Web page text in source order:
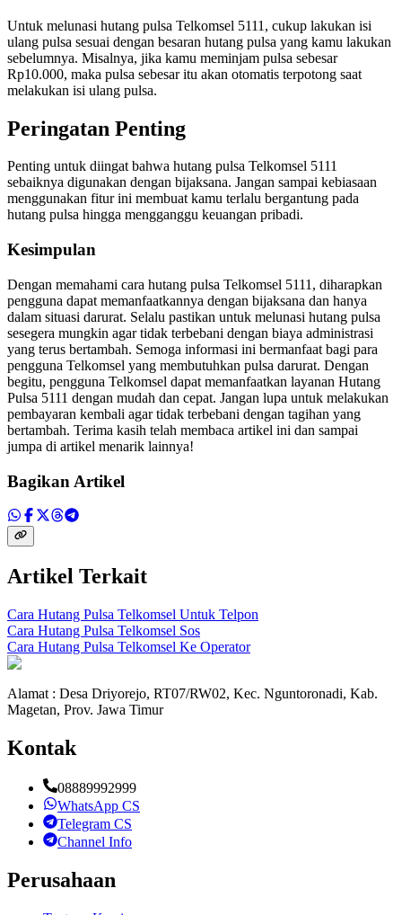
Untuk melunasi hutang pulsa Telkomsel 5111, cukup lakukan isi
ulang pulsa sesuai dengan besaran hutang pulsa yang kamu lakukan
sebelumnya. Misalnya, jika kamu meminjam pulsa sebesar
Rp10.000, maka pulsa sebesar itu akan otomatis terpotong saat
melakukan isi ulang pulsa.
Peringatan Penting
Penting untuk diingat bahwa hutang pulsa Telkomsel 5111
sebaiknya digunakan dengan bijaksana. Jangan sampai kebiasaan
menggunakan fitur ini membuat kamu terlalu bergantung pada
hutang pulsa hingga mengganggu keuangan pribadi.
Kesimpulan
Dengan memahami cara hutang pulsa Telkomsel 5111, diharapkan
pengguna dapat memanfaatkannya dengan bijaksana dan hanya
dalam situasi darurat. Selalu pastikan untuk melunasi hutang pulsa
sesegera mungkin agar tidak terbebani dengan biaya administrasi
yang terus bertambah. Semoga informasi ini bermanfaat bagi para
pengguna Telkomsel yang membutuhkan pulsa darurat. Dengan
begitu, pengguna Telkomsel dapat memanfaatkan layanan Hutang
Pulsa 5111 dengan mudah dan cepat. Jangan lupa untuk melakukan
pembayaran kembali agar tidak terbebani dengan tagihan yang
bertambah. Terima kasih telah membaca artikel ini dan sampai
jumpa di artikel menarik lainnya!
Bagikan Artikel
Artikel Terkait
Cara Hutang Pulsa Telkomsel Untuk Telpon
Cara Hutang Pulsa Telkomsel Sos
Cara Hutang Pulsa Telkomsel Ke Operator
Alamat : Desa Driyorejo, RT07/RW02, Kec. Nguntoronadi, Kab.
Magetan, Prov. Jawa Timur
Kontak
08889992999
WhatsApp CS
Telegram CS
Channel Info
Perusahaan